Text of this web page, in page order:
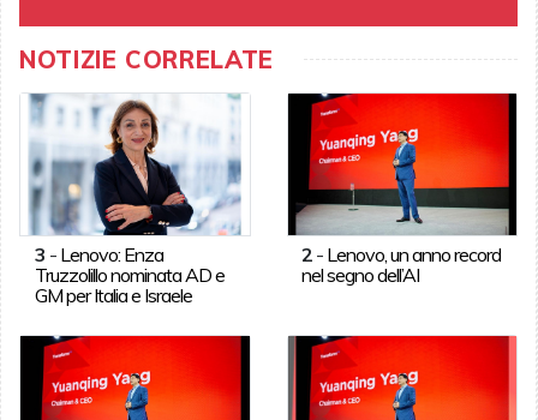
NOTIZIE CORRELATE
3 - Lenovo: Enza
Truzzolillo nominata AD e
GM per Italia e Israele
2 - Lenovo, un anno record
nel segno dell’AI